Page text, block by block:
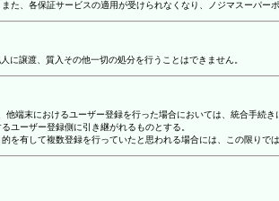
、各保証サービスの適用が受けられなくなり、ノジマスーパー
に譲渡、質入その他一切の処分を行うことはできません。
端末におけるユーザー登録を行った場合においては、統合手続
ユーザー登録側に引き継がれるものとする。
有して複数登録を行っていたと思われる場合には、この限りでは